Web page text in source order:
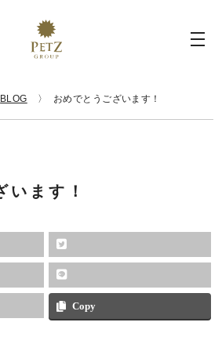
BLOG おめでとうございます！
います！
Copy